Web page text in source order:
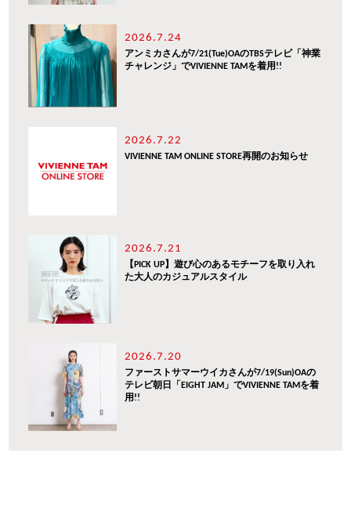
2026.7.24
アンミカさんが7/21(Tue)OAのTBSテレビ「神業
チャレンジ」でVIVIENNE TAMを着用!!
2026.7.22
VIVIENNE TAM ONLINE STORE再開のお知らせ
2026.7.21
【PICK UP】遊び心のあるモチーフを取り入れ
た大人のカジュアルスタイル
2026.7.20
ファーストサマーウイカさんが7/19(Sun)OAの
テレビ朝日「EIGHT JAM」でVIVIENNE TAMを着
用!!